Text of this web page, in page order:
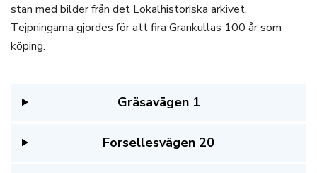
stan med bilder från det Lokalhistoriska arkivet.
Tejpningarna gjordes för att fira Grankullas 100 år som
köping.
Gräsavägen 1
Forsellesvägen 20